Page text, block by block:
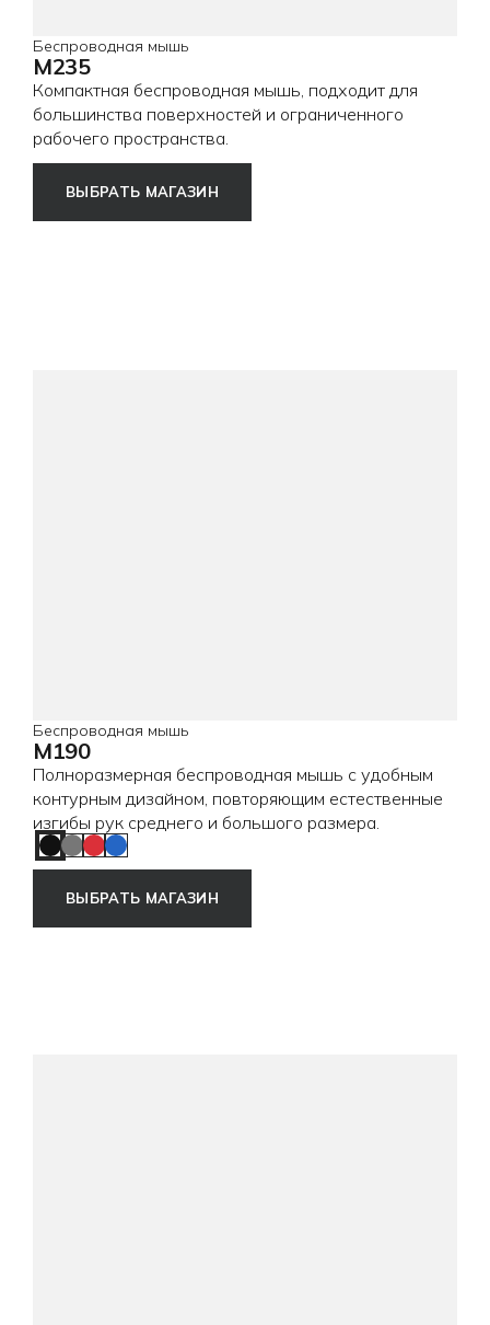
Беспроводная мышь
M235
Компактная беспроводная мышь, подходит для
большинства поверхностей и ограниченного
рабочего пространства.
ВЫБРАТЬ МАГАЗИН
Беспроводная мышь
M190
Полноразмерная беспроводная мышь с удобным
контурным дизайном, повторяющим естественные
изгибы рук среднего и большого размера.
Charcoal
GreyRedBlue
ВЫБРАТЬ МАГАЗИН